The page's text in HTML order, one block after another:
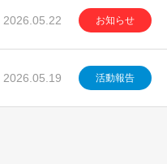
2026.05.22 お知らせ
2026.05.19 活動報告